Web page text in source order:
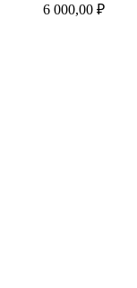
6 000,00 ₽